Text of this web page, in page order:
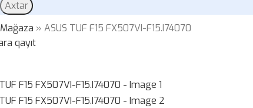
Axtar
Mağaza »ASUS TUF F15 FX507VI-F15.I74070
qayıt